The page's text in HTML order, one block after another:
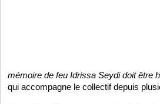
mémoire de feu Idrissa Seydi doit être
qui accompagne le collectif depuis